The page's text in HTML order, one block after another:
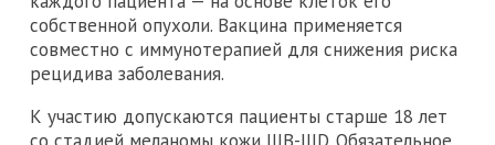
собственной опухоли. Вакцина применяется
совместно с иммунотерапией для снижения риска
рецидива заболевания.
К участию допускаются пациенты старше 18 лет